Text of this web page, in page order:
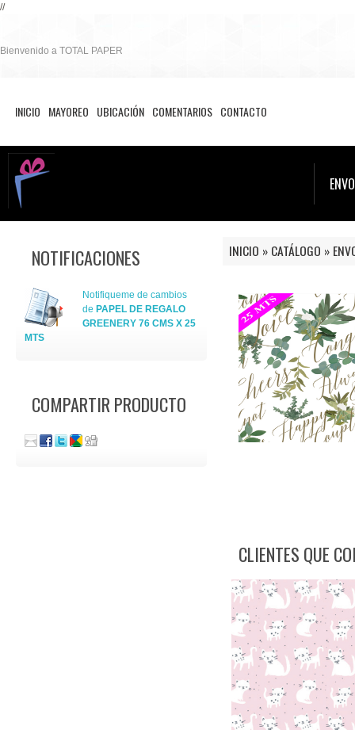
//
INICIO MAYOREO UBICACIÓN COMENTARIOS CONTACTO
Bienvenido a TOTAL PAPER
INICIO » CATÁLOGO »
CLIENTES QUE
NOTIFICACIONES
Notifiqueme de cambios
de PAPEL DE REGALO
GREENERY 76 CMS X 25
MTS
COMPARTIR PRODUCTO